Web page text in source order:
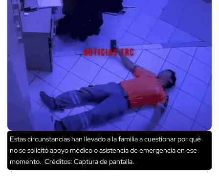
Estas circunstancias han llevado a la familia a cuestionar por qué
no se solicitó apoyo médico o asistencia de emergencia en ese
momento. Créditos: Captura de pantalla.